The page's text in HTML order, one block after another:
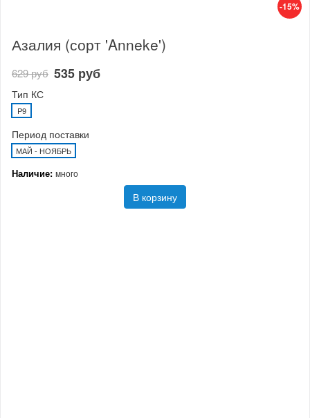
-15%
Азалия (сорт 'Anneke')
629 руб 535 руб
Тип КС
P9
Период поставки
МАЙ - НОЯБРЬ
Наличие: много
В корзину